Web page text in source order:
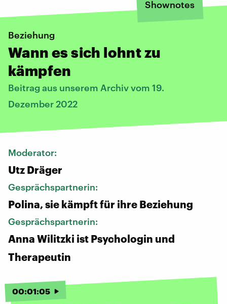
Shownotes
Beziehung
Wann es sich lohnt zu
kämpfen
Beitrag aus unserem Archiv vom 19.
Dezember 2022
Moderator:
Utz Dräger
Gesprächspartnerin:
Polina, sie kämpft für ihre Beziehung
Gesprächspartnerin:
Anna Wilitzki ist Psychologin und
Therapeutin
00:01:05